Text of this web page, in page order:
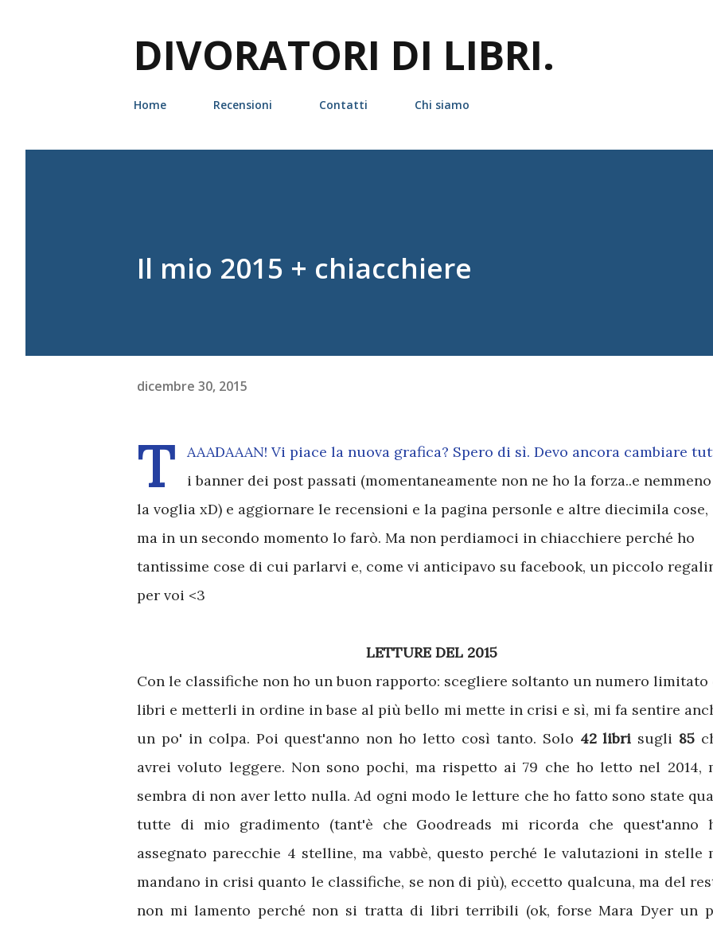
DIVORATORI DI LIBRI.
Home Recensioni Contatti Chi siamo
Il mio 2015 + chiacchiere
dicembre 30, 2015
T
AAADAAAN! Vi piace la nuova grafica? Spero di sì. Devo ancora cambiare
i banner dei post passati (momentaneamente non ne ho la forza..e nemmeno
la voglia xD) e aggiornare le recensioni e la pagina personle e altre diecimila cose,
ma in un secondo momento lo farò. Ma non perdiamoci in chiacchiere perché ho
tantissime cose di cui parlarvi e, come vi anticipavo su facebook, un piccolo
per voi <3
LETTURE DEL 2015
Con le classifiche non ho un buon rapporto: scegliere soltanto un numero limitato
libri e metterli in ordine in base al più bello mi mette in crisi e sì, mi fa sentire
un po' in colpa. Poi quest'anno non ho letto così tanto. Solo 42 libri sugli 85
avrei voluto leggere. Non sono pochi, ma rispetto ai 79 che ho letto nel 2014,
sembra di non aver letto nulla. Ad ogni modo le letture che ho fatto sono state
tutte di mio gradimento (tant'è che Goodreads mi ricorda che quest'anno
assegnato parecchie 4 stelline, ma vabbè, questo perché le valutazioni in stelle
mandano in crisi quanto le classifiche, se non di più), eccetto qualcuna, ma del
non mi lamento perché non si tratta di libri terribili (ok, forse Mara Dyer un